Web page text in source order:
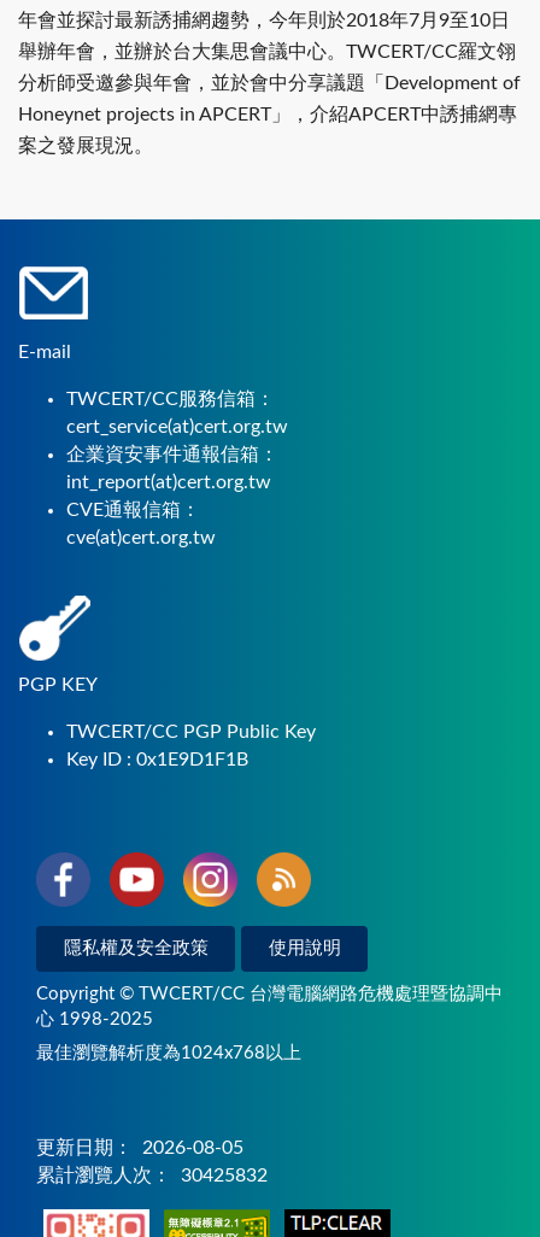
年會並探討最新誘捕網趨勢，今年則於2018年7月9至10日
舉辦年會，並辦於台大集思會議中心。TWCERT/CC羅文翎
分析師受邀參與年會，並於會中分享議題「Development of
Honeynet projects in APCERT」，介紹APCERT中誘捕網專
案之發展現況。
E-mail
TWCERT/CC服務信箱：
cert_service(at)cert.org.tw
企業資安事件通報信箱：
int_report(at)cert.org.tw
CVE通報信箱：
cve(at)cert.org.tw
PGP KEY
TWCERT/CC PGP Public Key
Key ID : 0x1E9D1F1B
隱私權及安全政策 使用說明
Copyright © TWCERT/CC 台灣電腦網路危機處理暨協調中
心 1998-2025
最佳瀏覽解析度為1024x768以上
更新日期：
2026-08-05
累計瀏覽人次：
30425832